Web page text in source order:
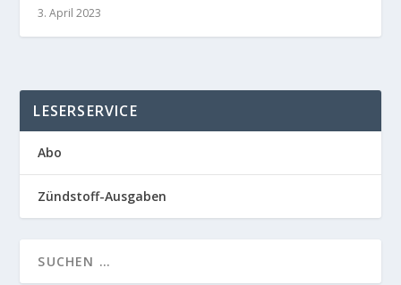
3. April 2023
LESERSERVICE
Abo
Zündstoff-Ausgaben